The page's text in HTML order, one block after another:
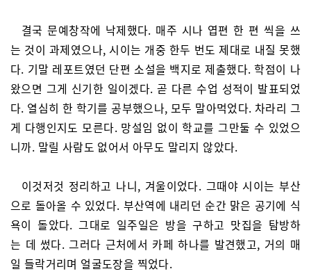
결국 문예창작에 낙제했다. 매주 시나 엽편 한 편 씩을 쓰
는 것이 과제였으나, 시이는 개중 한두 번도 제대로 내질 못했
다. 기말 레포트였던 단편 소설을 백지로 제출했다. 학점이 나
왔으면 그게 신기한 일이겠다. 곧 다른 수업 성적이 발표되었
다. 열심히 한 학기를 공부했으나, 모두 말아먹었다. 차라리 그
게 다행인지도 모른다. 망설임 없이 학교를 그만둘 수 있었으
니까. 말릴 사람도 없어서 아무도 말리지 않았다.
이것저것 정리하고 나니, 겨울이었다. 그때야 시이는 부산
으로 돌아올 수 있었다. 부산역에 내리던 순간 맑은 공기에 식
욕이 돌았다. 그대로 일주일은 방을 구하고 맛집을 탐방하
는 데 썼다. 그러다 근처에서 카페 하나를 발견했고, 거의 매
일 들락거리며 얼굴도장을 찍었다.